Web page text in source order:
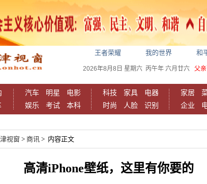
王者荣耀 我的世界 和
2026年8月8日 星期六 丙午年 六月廿六 父
汽车 明星
电影
娱乐
考试 本科
科技 家具
电器
时尚
人脸 识别
家居
企业
视窗 > 商讯 > 内容正文
高清iPhone壁纸，这里有你要的